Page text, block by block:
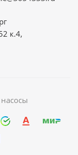
к.4,